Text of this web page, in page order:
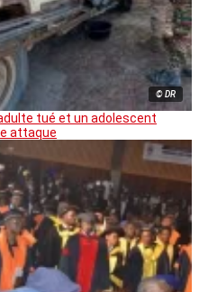
© DR
tué et un adolescent
attaque